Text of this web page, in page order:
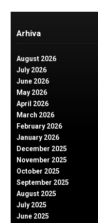
Arhiva
August 2026
July 2026
June 2026
May 2026
April 2026
March 2026
February 2026
January 2026
December 2025
November 2025
October 2025
September 2025
August 2025
July 2025
June 2025